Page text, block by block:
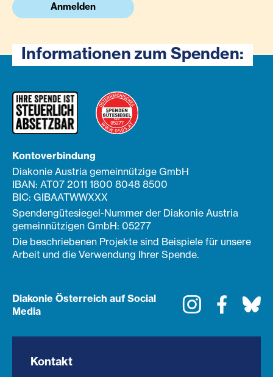
Anmelden
Informationen zum Spenden:
Kontoverbindung
Diakonie Austria gemeinnützige GmbH
IBAN: AT07 2011 1800 8048 8500
BIC: GIBAATWWXXX
Spendengütesiegel-Nummer der Diakonie Austria
gemeinnützigen GmbH: 05277
Die beschriebenen Projekte sind Beispiele für unsere
Arbeit und die Verwendung Ihrer Spende.
Diakonie Österreich auf Social
Media
Instagram
Kontakt